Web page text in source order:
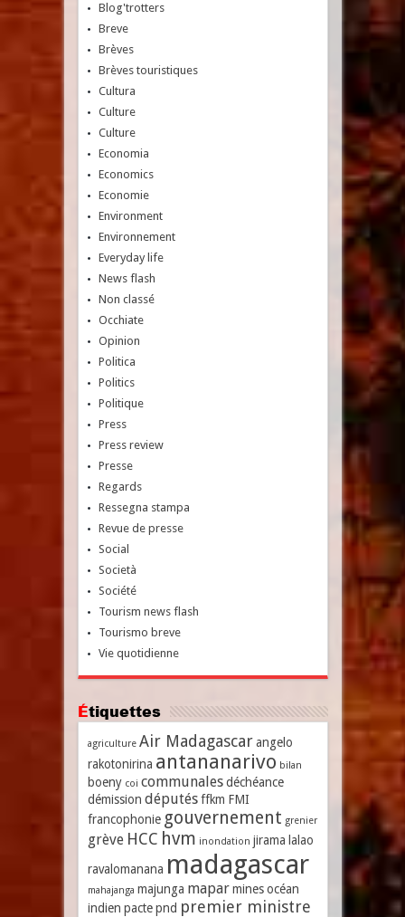
Blog'trotters
Breve
Brèves
Brèves touristiques
Cultura
Culture
Culture
Economia
Economics
Economie
Environment
Environnement
Everyday life
News flash
Non classé
Occhiate
Opinion
Politica
Politics
Politique
Press
Press review
Presse
Regards
Ressegna stampa
Revue de presse
Social
Società
Société
Tourism news flash
Tourismo breve
Vie quotidienne
Étiquettes
agriculture Air Madagascar angelo
rakotonirina antananarivo bilan
boeny coi communales déchéance
démission députés ffkm FMI
francophonie gouvernement grenier
grève HCC hvm inondation jirama lalao
ravalomanana madagascar
mahajanga majunga mapar mines océan
indien pacte pnd premier ministre